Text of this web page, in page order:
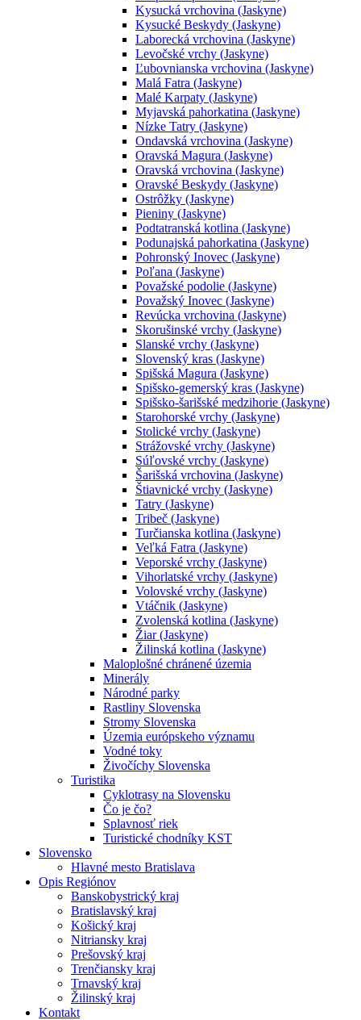
Kysucká vrchovina (Jaskyne)
Kysucké Beskydy (Jaskyne)
Laborecká vrchovina (Jaskyne)
Levočské vrchy (Jaskyne)
Ľubovnianska vrchovina (Jaskyne)
Malá Fatra (Jaskyne)
Malé Karpaty (Jaskyne)
Myjavská pahorkatina (Jaskyne)
Nízke Tatry (Jaskyne)
Ondavská vrchovina (Jaskyne)
Oravská Magura (Jaskyne)
Oravská vrchovina (Jaskyne)
Oravské Beskydy (Jaskyne)
Ostrôžky (Jaskyne)
Pieniny (Jaskyne)
Podtatranská kotlina (Jaskyne)
Podunajská pahorkatina (Jaskyne)
Pohronský Inovec (Jaskyne)
Poľana (Jaskyne)
Považské podolie (Jaskyne)
Považský Inovec (Jaskyne)
Revúcka vrchovina (Jaskyne)
Skorušinské vrchy (Jaskyne)
Slanské vrchy (Jaskyne)
Slovenský kras (Jaskyne)
Spišská Magura (Jaskyne)
Spišsko-gemerský kras (Jaskyne)
Spišsko-šarišské medzihorie (Jaskyne)
Starohorské vrchy (Jaskyne)
Stolické vrchy (Jaskyne)
Strážovské vrchy (Jaskyne)
Súľovské vrchy (Jaskyne)
Šarišská vrchovina (Jaskyne)
Štiavnické vrchy (Jaskyne)
Tatry (Jaskyne)
Tribeč (Jaskyne)
Turčianska kotlina (Jaskyne)
Veľká Fatra (Jaskyne)
Veporské vrchy (Jaskyne)
Vihorlatské vrchy (Jaskyne)
Volovské vrchy (Jaskyne)
Vtáčnik (Jaskyne)
Zvolenská kotlina (Jaskyne)
Žiar (Jaskyne)
Žilinská kotlina (Jaskyne)
Maloplošné chránené územia
Minerály
Národné parky
Rastliny Slovenska
Stromy Slovenska
Územia európskeho významu
Vodné toky
Živočíchy Slovenska
Turistika
Cyklotrasy na Slovensku
Čo je čo?
Splavnosť riek
Turistické chodníky KST
Slovensko
Hlavné mesto Bratislava
Opis Regiónov
Banskobystrický kraj
Bratislavský kraj
Košický kraj
Nitriansky kraj
Prešovský kraj
Trenčiansky kraj
Trnavský kraj
Žilinský kraj
Kontakt